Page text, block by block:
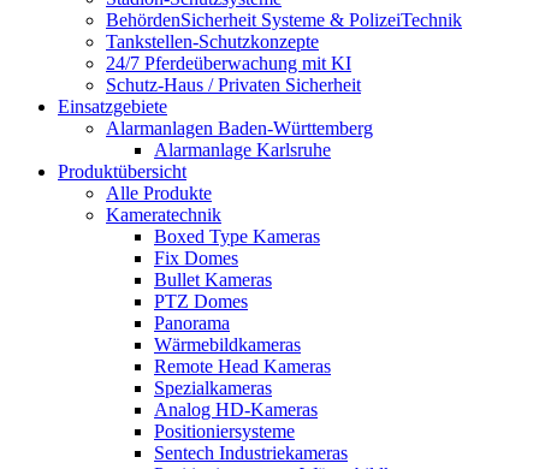
BehördenSicherheit Systeme & PolizeiTechnik
Tankstellen-Schutzkonzepte​
24/7 Pferdeüberwachung mit KI
Schutz-Haus / Privaten Sicherheit
Einsatzgebiete
Alarmanlagen Baden-Württemberg
Alarmanlage Karlsruhe
Produktübersicht
Alle Produkte
Kameratechnik
Boxed Type Kameras
Fix Domes
Bullet Kameras
PTZ Domes
Panorama
Wärmebildkameras
Remote Head Kameras
Spezialkameras
Analog HD-Kameras
Positioniersysteme
Sentech Industriekameras